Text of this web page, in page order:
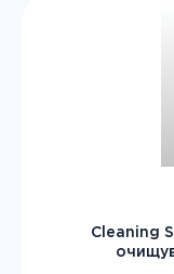
Cleaning